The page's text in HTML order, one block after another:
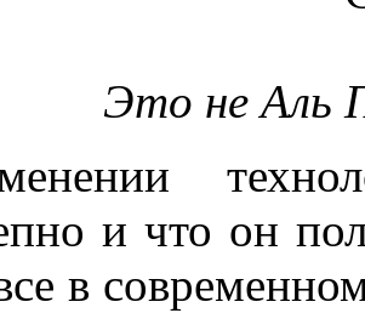
Это не Аль
и что он
в